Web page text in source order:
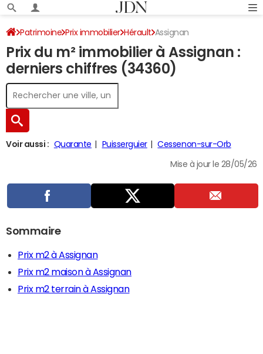
Patrimoine Prix immobilier Hérault Assignan
Prix du m² immobilier à Assignan :
derniers chiffres (34360)
Voir aussi : Quarante Puisserguier Cessenon-sur-Orb
Mise à jour le 28/05/26
Sommaire
Prix m2 à Assignan
Prix m2 maison à Assignan
Prix m2 terrain à Assignan